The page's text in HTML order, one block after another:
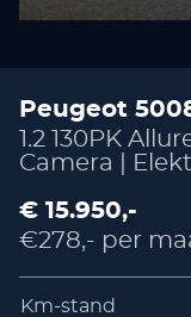
Peugeot
1.2 130PK
Camera |
€ 15.950,-
€278,- per
Km-stand